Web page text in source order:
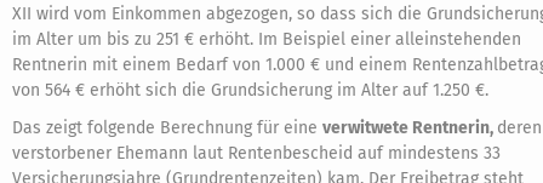
XII wird vom Einkommen abgezogen, so dass sich die
im Alter um bis zu 251 € erhöht. Im Beispiel einer alleinstehenden
Rentnerin mit einem Bedarf von 1.000 € und einem
von 564 € erhöht sich die Grundsicherung im Alter auf 1.250 €.
Das zeigt folgende Berechnung für eine verwitwete Rentnerin, deren
verstorbener Ehemann laut Rentenbescheid auf mindestens 33
Versicherungsjahre (Grundrentenzeiten) kam. Der Freibetrag steht